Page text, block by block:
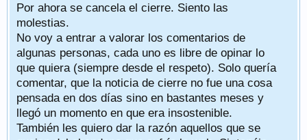
Por ahora se cancela el cierre. Siento las
molestias.
No voy a entrar a valorar los comentarios de
algunas personas, cada uno es libre de opinar lo
que quiera (siempre desde el respeto). Solo quería
comentar, que la noticia de cierre no fue una cosa
pensada en dos días sino en bastantes meses y
llegó un momento en que era insostenible.
También les quiero dar la razón aquellos que se